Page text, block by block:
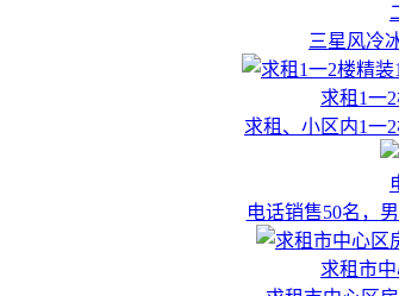
三星风冷
求租1一
求租、小区内1一
电话销售50名，
求租市